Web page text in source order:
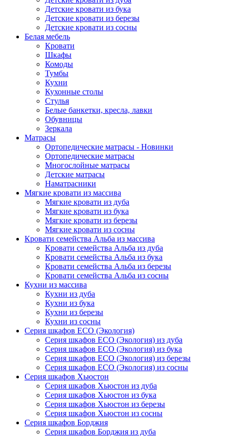
Детские кровати из бука
Детские кровати из березы
Детские кровати из сосны
Белая мебель
Кровати
Шкафы
Комоды
Тумбы
Кухни
Кухонные столы
Стулья
Белые банкетки, кресла, лавки
Обувницы
Зеркала
Матрасы
Ортопедические матрасы - Новинки
Ортопедические матрасы
Многослойные матрасы
Детские матрасы
Наматрасники
Мягкие кровати из массива
Мягкие кровати из дуба
Мягкие кровати из бука
Мягкие кровати из березы
Мягкие кровати из сосны
Кровати семейства Альба из массива
Кровати семейства Альба из дуба
Кровати семейства Альба из бука
Кровати семейства Альба из березы
Кровати семейства Альба из сосны
Кухни из массива
Кухни из дуба
Кухни из бука
Кухни из березы
Кухни из сосны
Серия шкафов ECO (Экология)
Серия шкафов ECO (Экология) из дуба
Серия шкафов ECO (Экология) из бука
Серия шкафов ECO (Экология) из березы
Серия шкафов ECO (Экология) из сосны
Серия шкафов Хьюстон
Серия шкафов Хьюстон из дуба
Серия шкафов Хьюстон из бука
Серия шкафов Хьюстон из березы
Серия шкафов Хьюстон из сосны
Серия шкафов Борджия
Серия шкафов Борджия из дуба